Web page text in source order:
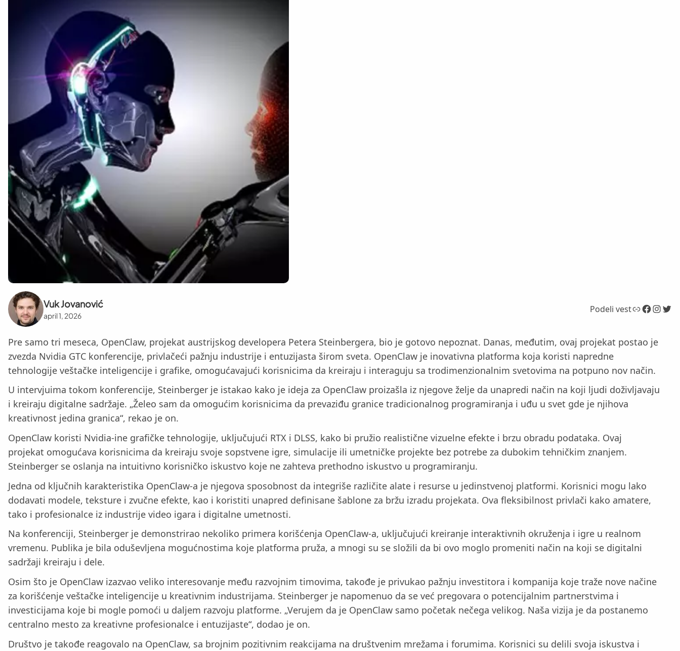
Vuk Jovanović
april 1, 2026
Podeli vestLink Facebook InstagramTwitter
Pre samo tri meseca, OpenClaw, projekat austrijskog developera Petera Steinbergera, bio je gotovo nepoznat. Danas, međutim, ovaj projekat postao je
zvezda Nvidia GTC konferencije, privlačeći pažnju industrije i entuzijasta širom sveta. OpenClaw je inovativna platforma koja koristi napredne
tehnologije veštačke inteligencije i grafike, omogućavajući korisnicima da kreiraju i interaguju sa trodimenzionalnim svetovima na potpuno nov način.
U intervjuima tokom konferencije, Steinberger je istakao kako je ideja za OpenClaw proizašla iz njegove želje da unapredi način na koji ljudi doživljavaju
i kreiraju digitalne sadržaje. „Želeo sam da omogućim korisnicima da prevaziđu granice tradicionalnog programiranja i uđu u svet gde je njihova
kreativnost jedina granica“, rekao je on.
OpenClaw koristi Nvidia-ine grafičke tehnologije, uključujući RTX i DLSS, kako bi pružio realistične vizuelne efekte i brzu obradu podataka. Ovaj
projekat omogućava korisnicima da kreiraju svoje sopstvene igre, simulacije ili umetničke projekte bez potrebe za dubokim tehničkim znanjem.
Steinberger se oslanja na intuitivno korisničko iskustvo koje ne zahteva prethodno iskustvo u programiranju.
Jedna od ključnih karakteristika OpenClaw-a je njegova sposobnost da integriše različite alate i resurse u jedinstvenoj platformi. Korisnici mogu lako
dodavati modele, teksture i zvučne efekte, kao i koristiti unapred definisane šablone za bržu izradu projekata. Ova fleksibilnost privlači kako amatere,
tako i profesionalce iz industrije video igara i digitalne umetnosti.
Na konferenciji, Steinberger je demonstrirao nekoliko primera korišćenja OpenClaw-a, uključujući kreiranje interaktivnih okruženja i igre u realnom
vremenu. Publika je bila oduševljena mogućnostima koje platforma pruža, a mnogi su se složili da bi ovo moglo promeniti način na koji se digitalni
sadržaji kreiraju i dele.
Osim što je OpenClaw izazvao veliko interesovanje među razvojnim timovima, takođe je privukao pažnju investitora i kompanija koje traže nove načine
za korišćenje veštačke inteligencije u kreativnim industrijama. Steinberger je napomenuo da se već pregovara o potencijalnim partnerstvima i
investicijama koje bi mogle pomoći u daljem razvoju platforme. „Verujem da je OpenClaw samo početak nečega velikog. Naša vizija je da postanemo
centralno mesto za kreativne profesionalce i entuzijaste“, dodao je on.
Društvo je takođe reagovalo na OpenClaw, sa brojnim pozitivnim reakcijama na društvenim mrežama i forumima. Korisnici su delili svoja iskustva i